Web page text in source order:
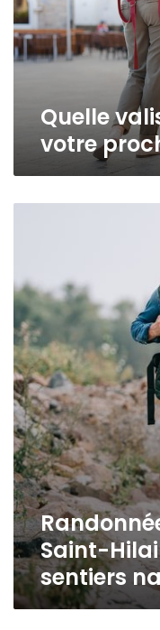
prochain
séjour
?
Quelle
votre
Hilaire
:
explorez
ses
sentiers
naturels
Saint-
sentiers